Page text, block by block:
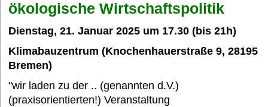
Anbieter
Treffpunkte
Termine
ökologische Wirtschaftspolitik
Dienstag, 21. Januar 2025 um 17.30 (bis 21h)
Klimabauzentrum (Knochenhauerstraße 9, 28195
Bremen)
"wir laden zu der .. (genannten d.V.)
(praxisorientierten!) Veranstaltung